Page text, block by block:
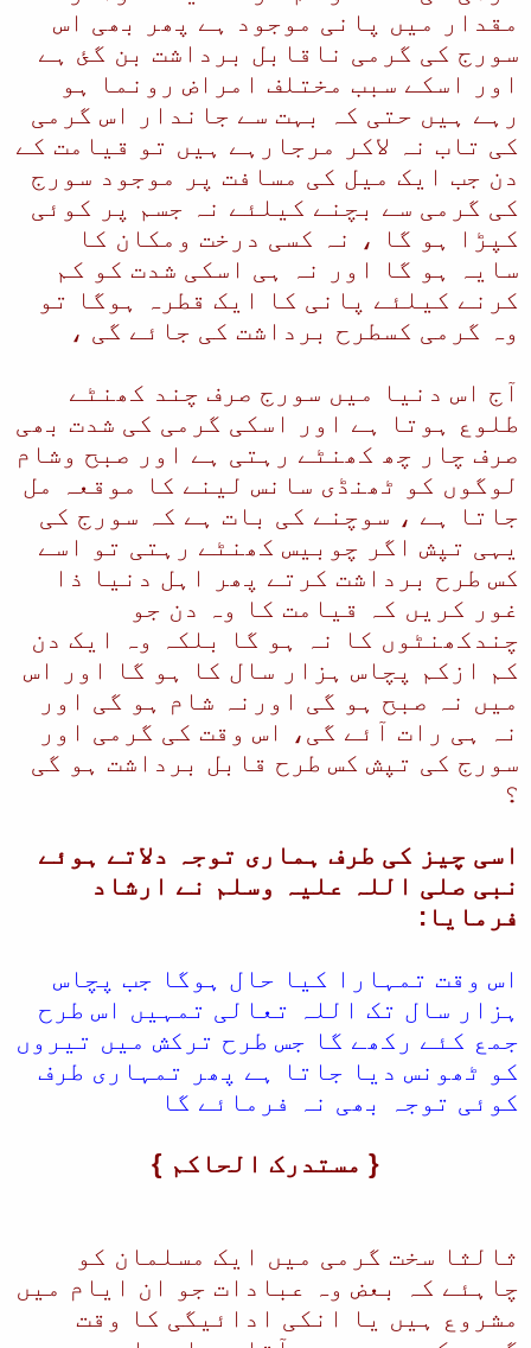
مقدار میں پانی موجود ہے پھر بھی اس
سورج کی گرمی ناقابل برداشت بن گئ ہے
اور اسکے سبب مختلف امراض رونما ہو
رہے ہیں حتی کہ بہت سے جاندار اس گرمی
کی تاب نہ لاکر مرجارہے ہیں تو قیامت کے
دن جب ایک میل کی مسافت پر موجود سورج
کی گرمی سے بچنے کیلئے نہ جسم پر کوئی
کپڑا ہو گا ، نہ کسی درخت ومکان کا
سایہ ہو گا اور نہ ہی اسکی شدت کو کم
کرنے کیلئے پانی کا ایک قطرہ ہوگا تو
وہ گرمی کسطرح برداشت کی جائے گی ،
آج اس دنیا میں سورج صرف چند کھنٹے
طلوع ہوتا ہے اور اسکی گرمی کی شدت بھی
صرف چار چھ کھنٹے رہتی ہے اور صبح وشام
لوگوں کو ٹھنڈی سانس لینے کا موقعہ مل
جاتا ہے ، سوچنے کی بات ہے کہ سورج کی
یہی تپش اگر چوبیس کھنٹے رہتی تو اسے
کس طرح برداشت کرتے پھر اہل دنیا ذا
غور کریں کہ قیامت کا وہ دن جو
چندکھنٹوں کا نہ ہو گا بلکہ وہ ایک دن
کم ازکم پچاس ہزار سال کا ہو گا اور اس
میں نہ صبح ہو گی اورنہ شام ہو گی اور
نہ ہی رات آئے گی، اس وقت کی گرمی اور
سورج کی تپش کس طرح قابل برداشت ہو گی
؟
اسی چیز کی طرف ہماری توجہ دلاتے ہوئے
نبی صلی اللہ علیہ وسلم نے ارشاد
فرمایا:
اس وقت تمہارا کیا حال ہوگا جب پچاس
ہزار سال تک اللہ تعالی تمہیں اس طرح
جمع کئے رکھے گا جس طرح ترکش میں تیروں
کو ٹھونس دیا جاتا ہے پھر تمہاری طرف
کوئی توجہ بھی نہ فرمائے گا
{ مستدرک الحاکم }
ثالثا سخت گرمی میں ایک مسلمان کو
چاہئے کہ بعض وہ عبادات جو ان ایام میں
مشروع ہیں یا انکی ادائیگی کا وقت